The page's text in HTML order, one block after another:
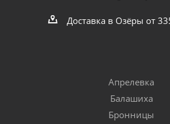
Доставка в Озёры от
Апрелевка
Балашиха
Бронницы